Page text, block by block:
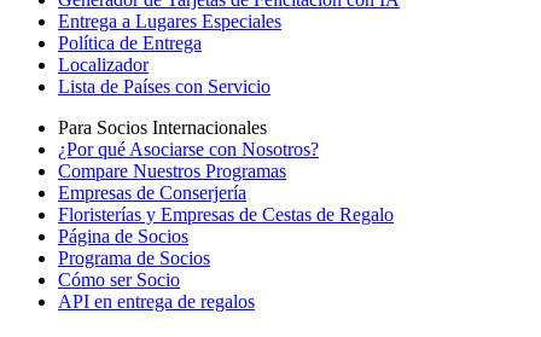
Entrega a Lugares Especiales
Política de Entrega
Localizador
Lista de Países con Servicio
Para Socios Internacionales
¿Por qué Asociarse con Nosotros?
Compare Nuestros Programas
Empresas de Conserjería
Floristerías y Empresas de Cestas de Regalo
Página de Socios
Programa de Socios
Cómo ser Socio
API en entrega de regalos